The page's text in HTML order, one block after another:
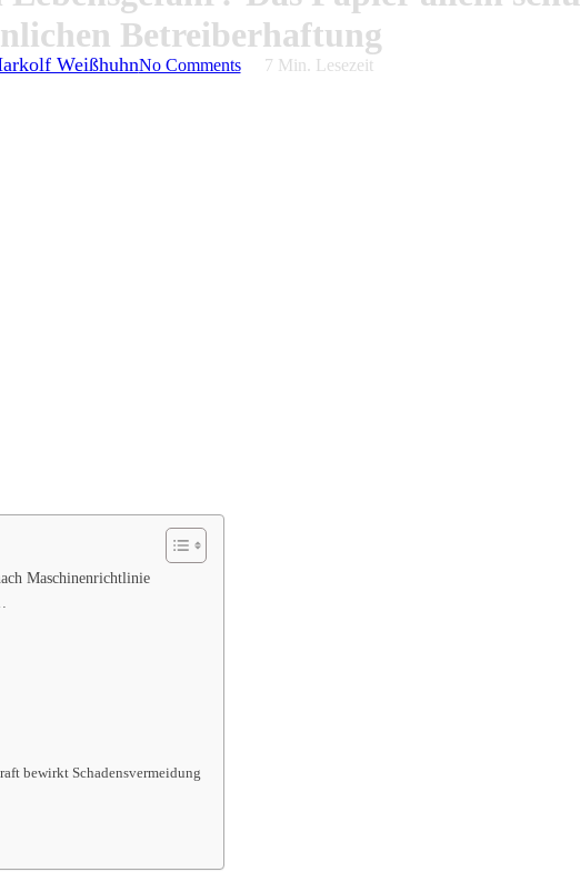
Betreiberhaftung
WeißhuhnNo Comments 7 Min. Lesezeit
Maschinenrichtlinie
bewirkt Schadensvermeidung